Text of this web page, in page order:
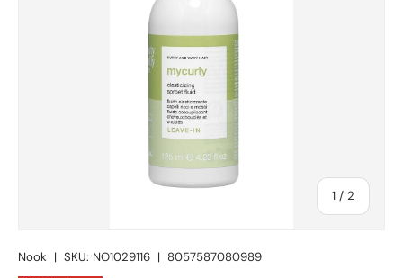
1 / 2
Nook | SKU: NO1029116 | 8057587080989